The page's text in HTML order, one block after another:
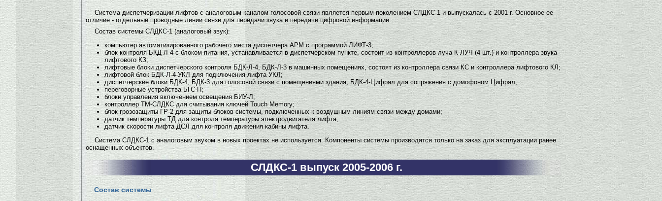
Система диспетчеризации лифтов с аналоговым каналом голосовой связи является первым поколением СЛДКС-1 и выпускалась с 2001 г. Основное ее
отличие - отдельные проводные линии связи для передачи звука и передачи цифровой информации.
Состав системы СЛДКС-1 (аналоговый звук):
компьютер автоматизированного рабочего места диспетчера АРМ с программой ЛИФТ-3;
блок контроля БКД-Л-4 с блоком питания, устанавливается в диспетчерском пункте, состоит из контроллеров луча К-ЛУЧ (4 шт.) и контроллера звука
лифтового КЗ;
лифтовые блоки диспетчерского контроля БДК-Л-4, БДК-Л-3 в машинных помещениях, состоят из контроллера связи КС и контроллера лифтового КЛ;
лифтовой блок БДК-Л-4-УКЛ для подключения лифта УКЛ;
диспетчерские блоки БДК-4, БДК-3 для голосовой связи с помещениями здания, БДК-4-Цифрал для сопряжения с домофоном Цифрал;
переговорные устройства БГС-П;
блоки управления включением освещения БИУ-Л;
контроллер ТМ-СЛДКС для считывания ключей Touch Memory;
блок грозозащиты ГР-2 для защиты блоков системы, подключенных к воздушным линиям связи между домами;
датчик температуры ТД для контроля температуры электродвигателя лифта;
датчик скорости лифта ДСЛ для контроля движения кабины лифта.
Система СЛДКС-1 с аналоговым звуком в новых проектах не используется. Компоненты системы производятся только на заказ для эксплуатации ранее
оснащенных объектов.
СЛДКС-1 выпуск 2005-2006 г.
Состав системы